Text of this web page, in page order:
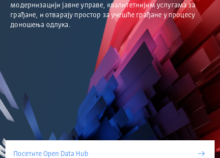
модернизацији јавне управе, квалитетнијим услугама за
грађане, и отварају простор за учешће грађане у процесу
доношења одлука.
Посетите Open Data Hub